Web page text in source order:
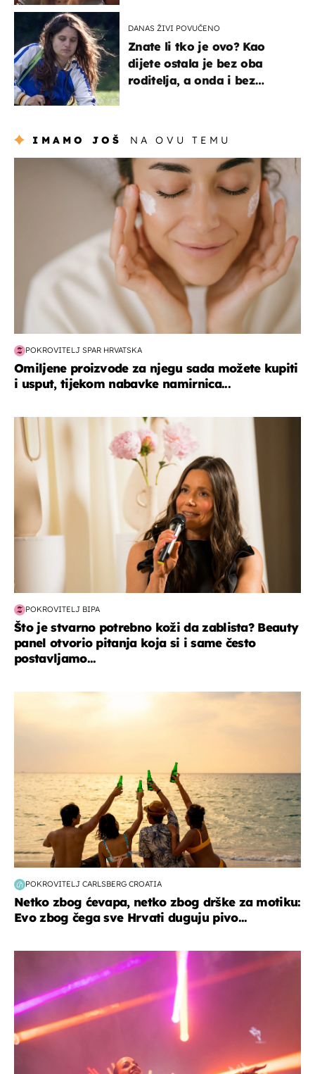
DANAS ŽIVI POVUČENO
Znate li tko je ovo? Kao
dijete ostala je bez oba
roditelja, a onda i bez
IMAMO JOŠ NA OVU TEMU
moda & ljepota
POKROVITELJ SPAR HRVATSKA
Omiljene proizvode za njegu sada možete kupiti
i usput, tijekom nabavke namirnica...
moda & ljepota
POKROVITELJ BIPA
Što je stvarno potrebno koži da zablista? Beauty
panel otvorio pitanja koja si i same često
postavljamo...
POKROVITELJ CARLSBERG CROATIA
Netko zbog ćevapa, netko zbog drške za motiku:
Evo zbog čega sve Hrvati duguju pivo...